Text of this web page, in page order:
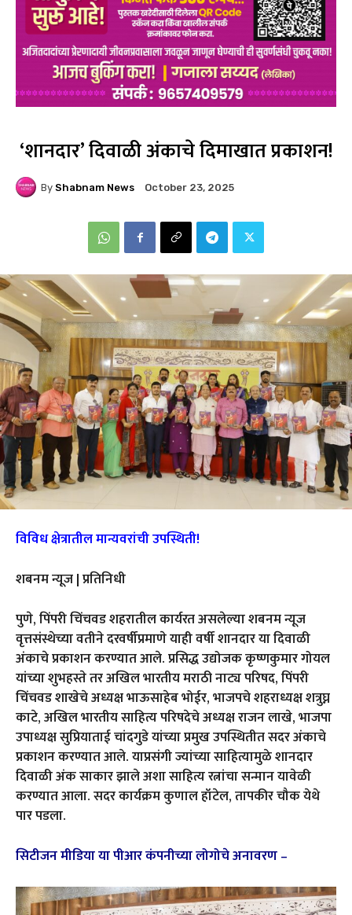
‘शानदार’ दिवाळी अंकाचे दिमाखात प्रकाशन!
By Shabnam News October 23, 2025
विविध क्षेत्रातील मान्यवरांची उपस्थिती!
शबनम न्यूज | प्रतिनिधी
पुणे, पिंपरी चिंचवड शहरातील कार्यरत असलेल्या शबनम न्यूज
वृत्तसंस्थेच्या वतीने दरवर्षीप्रमाणे याही वर्षी शानदार या दिवाळी
अंकाचे प्रकाशन करण्यात आले. प्रसिद्ध उद्योजक कृष्णकुमार गोयल
यांच्या शुभहस्ते तर अखिल भारतीय मराठी नाट्य परिषद, पिंपरी
चिंचवड शाखेचे अध्यक्ष भाऊसाहेब भोईर, भाजपचे शहराध्यक्ष शत्रुघ्न
काटे, अखिल भारतीय साहित्य परिषदेचे अध्यक्ष राजन लाखे, भाजपा
उपाध्यक्ष सुप्रियाताई चांदगुडे यांच्या प्रमुख उपस्थितीत सदर अंकाचे
प्रकाशन करण्यात आले. याप्रसंगी ज्यांच्या साहित्यामुळे शानदार
दिवाळी अंक साकार झाले अशा साहित्य रत्नांचा सन्मान यावेळी
करण्यात आला. सदर कार्यक्रम कुणाल हॉटेल, तापकीर चौक येथे
पार पडला.
सिटीजन मीडिया या पीआर कंपनीच्या लोगोचे अनावरण –